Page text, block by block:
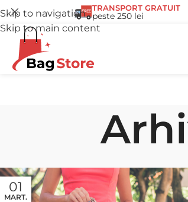
Skip to navigation
Skip to main content
TRANSPORT GRATUIT
peste 250 lei
01
MART.